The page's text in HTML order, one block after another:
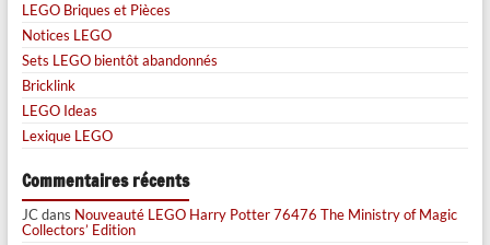
LEGO Briques et Pièces
Notices LEGO
Sets LEGO bientôt abandonnés
Bricklink
LEGO Ideas
Lexique LEGO
Commentaires récents
JCdans Nouveauté LEGO Harry Potter 76476 The Ministry of Magic
Collectors’ Edition